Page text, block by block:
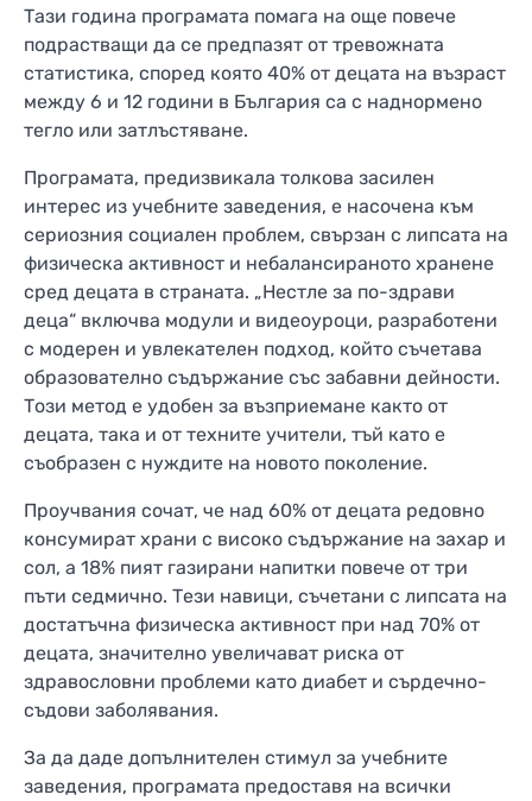
Тази година програмата помага на още повече
подрастващи да се предпазят от тревожната
статистика, според която 40% от децата на възраст
между 6 и 12 години в България са с наднормено
тегло или затлъстяване.
Програмата, предизвикала толкова засилен
интерес из учебните заведения, е насочена към
сериозния социален проблем, свързан с липсата на
физическа активност и небалансираното хранене
сред децата в страната. „Нестле за по-здрави
деца“ включва модули и видеоуроци, разработени
с модерен и увлекателен подход, който съчетава
образователно съдържание със забавни дейности.
Този метод е удобен за възприемане както от
децата, така и от техните учители, тъй като е
съобразен с нуждите на новото поколение.
Проучвания сочат, че над 60% от децата редовно
консумират храни с високо съдържание на захар и
сол, а 18% пият газирани напитки повече от три
пъти седмично. Тези навици, съчетани с липсата на
достатъчна физическа активност при над 70% от
децата, значително увеличават риска от
здравословни проблеми като диабет и сърдечно-
съдови заболявания.
За да даде допълнителен стимул за учебните
заведения, програмата предоставя на всички